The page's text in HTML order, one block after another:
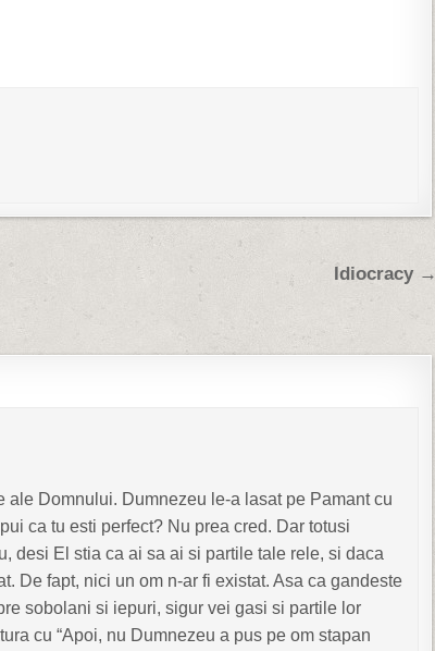
Idiocracy →
Domnului. Dumnezeu le-a lasat pe Pamant cu
ca tu esti perfect? Nu prea cred. Dar totusi
desi El stia ca ai sa ai si partile tale rele, si daca
De fapt, nici un om n-ar fi existat. Asa ca gandeste
sobolani si iepuri, sigur vei gasi si partile lor
cu “Apoi, nu Dumnezeu a pus pe om stapan